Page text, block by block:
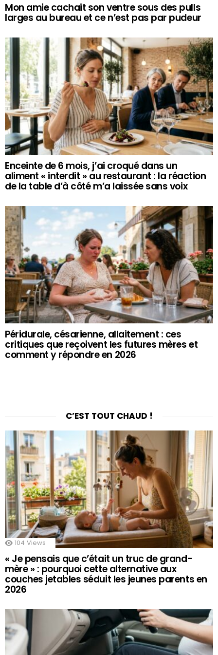
Mon amie cachait son ventre sous des pulls
larges au bureau et ce n’est pas par pudeur
Enceinte de 6 mois, j’ai croqué dans un
aliment « interdit » au restaurant : la réaction
de la table d’à côté m’a laissée sans voix
Péridurale, césarienne, allaitement : ces
critiques que reçoivent les futures mères et
comment y répondre en 2026
C’EST TOUT CHAUD !
104 Views
« Je pensais que c’était un truc de grand-
mère » : pourquoi cette alternative aux
couches jetables séduit les jeunes parents en
2026